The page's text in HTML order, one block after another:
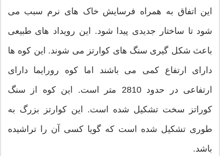
این اتفاق به همراه فرسایش خاک های نرم سبب می
شود تا ساختار جدیدی پیدا شود. این رویداد های طبیعی
باعث شکل گیری سنگ های کوارتز می شوند. این کوه ها
دارای ارتفاع کمی می باشند اما کوه رورایما دارای
ارتفاعی در حدود 2810 متر است. این کوه از سنگ
کوراتز سخت تشکیل شده است. این کوارتز بزرگ به
طوری تشکیل شده است که گویا کسی آن را تراشیده
باشد.